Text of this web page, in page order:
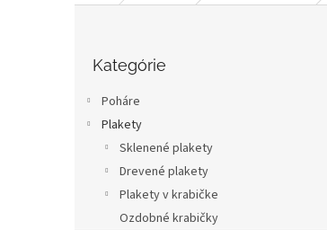
kategórie
Kategórie
Poháre
Plakety
Sklenené plakety
Drevené plakety
Plakety v krabičke
Ozdobné krabičky